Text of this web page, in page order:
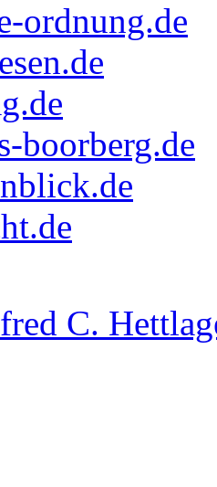
ordnung.de
boorberg.de
C.